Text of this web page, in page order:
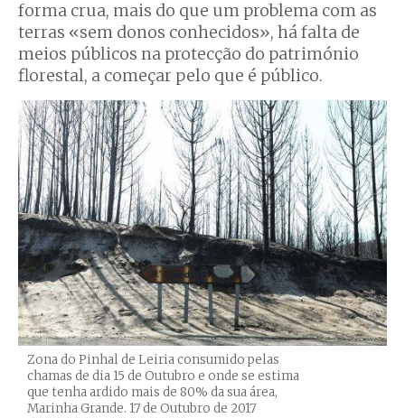
forma crua, mais do que um problema com as
terras «sem donos conhecidos», há falta de
meios públicos na protecção do património
florestal, a começar pelo que é público.
Zona do Pinhal de Leiria consumido pelas
chamas de dia 15 de Outubro e onde se estima
que tenha ardido mais de 80% da sua área,
Marinha Grande. 17 de Outubro de 2017